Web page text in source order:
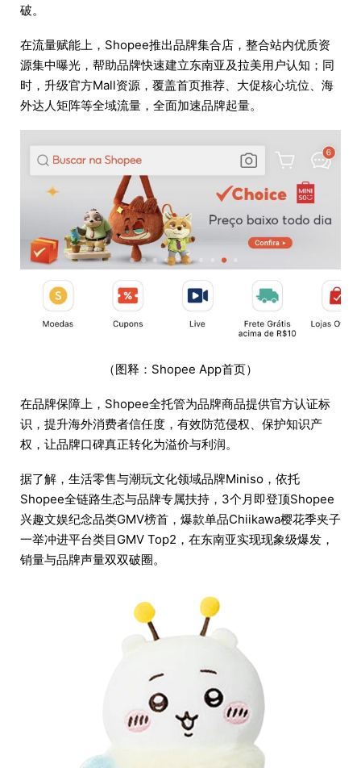
破。
在流量赋能上，Shopee推出品牌集合店，整合站内优质资
源集中曝光，帮助品牌快速建立东南亚及拉美用户认知；同
时，升级官方Mall资源，覆盖首页推荐、大促核心坑位、海
外达人矩阵等全域流量，全面加速品牌起量。
（图释：Shopee App首页）
在品牌保障上，Shopee全托管为品牌商品提供官方认证标
识，提升海外消费者信任度，有效防范侵权、保护知识产
权，让品牌口碑真正转化为溢价与利润。
据了解，生活零售与潮玩文化领域品牌Miniso，依托
Shopee全链路生态与品牌专属扶持，3个月即登顶Shopee
兴趣文娱纪念品类GMV榜首，爆款单品Chiikawa樱花季夹子
一举冲进平台类目GMV Top2，在东南亚实现现象级爆发，
销量与品牌声量双双破圈。